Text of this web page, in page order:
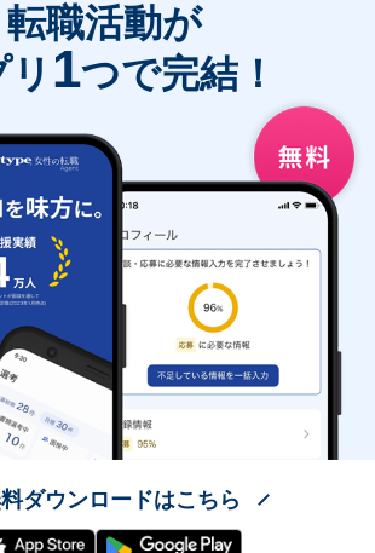
転職活動が
1つで完結！
ダウンロードはこちら